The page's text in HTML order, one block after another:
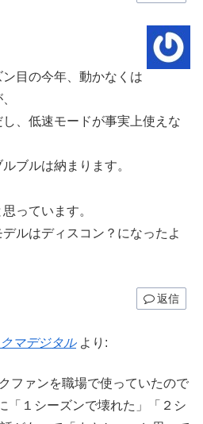
目の今年、動かなくは
、低速モードが事実上使えな
ブルは納まります。
っています。
デルはディスコン？になったよ
返信
マデジタル より:
ファンを職場で使っていたので
「１シーズンで壊れた」「２シ